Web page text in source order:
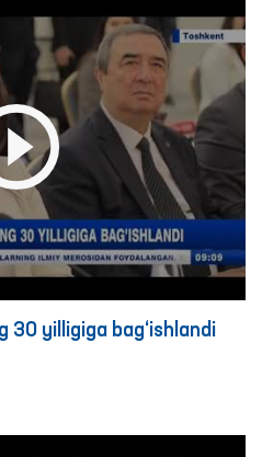
30 yilligiga bag‘ishlandi